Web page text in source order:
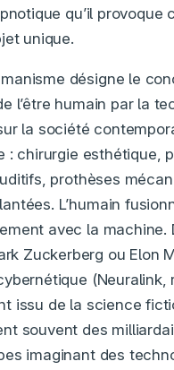
qu’il provoque
unique.
désigne le
l’être humain par la
la société
: chirurgie esthétique,
prothèses
L’humain
avec la machine.
Zuckerberg ou Elon
(Neuralink,
issu de la science
souvent des
imaginant des